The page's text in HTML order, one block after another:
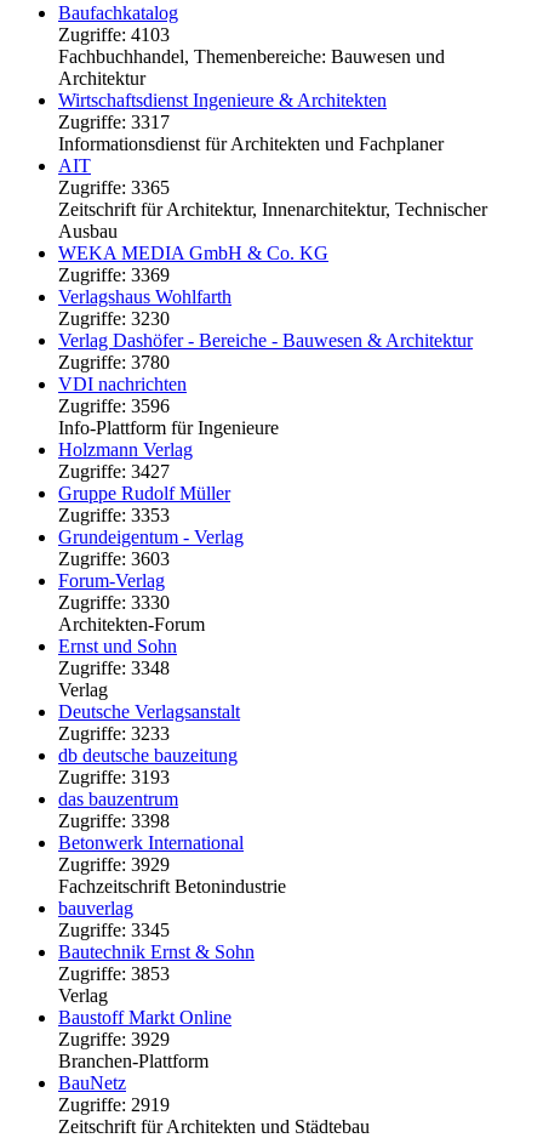
Baufachkatalog
Zugriffe: 4103
Fachbuchhandel, Themenbereiche: Bauwesen und
Architektur
Wirtschaftsdienst Ingenieure & Architekten
Zugriffe: 3317
Informationsdienst für Architekten und Fachplaner
AIT
Zugriffe: 3365
Zeitschrift für Architektur, Innenarchitektur, Technischer
Ausbau
WEKA MEDIA GmbH & Co. KG
Zugriffe: 3369
Verlagshaus Wohlfarth
Zugriffe: 3230
Verlag Dashöfer - Bereiche - Bauwesen & Architektur
Zugriffe: 3780
VDI nachrichten
Zugriffe: 3596
Info-Plattform für Ingenieure
Holzmann Verlag
Zugriffe: 3427
Gruppe Rudolf Müller
Zugriffe: 3353
Grundeigentum - Verlag
Zugriffe: 3603
Forum-Verlag
Zugriffe: 3330
Architekten-Forum
Ernst und Sohn
Zugriffe: 3348
Verlag
Deutsche Verlagsanstalt
Zugriffe: 3233
db deutsche bauzeitung
Zugriffe: 3193
das bauzentrum
Zugriffe: 3398
Betonwerk International
Zugriffe: 3929
Fachzeitschrift Betonindustrie
bauverlag
Zugriffe: 3345
Bautechnik Ernst & Sohn
Zugriffe: 3853
Verlag
Baustoff Markt Online
Zugriffe: 3929
Branchen-Plattform
BauNetz
Zugriffe: 2919
Zeitschrift für Architekten und Städtebau